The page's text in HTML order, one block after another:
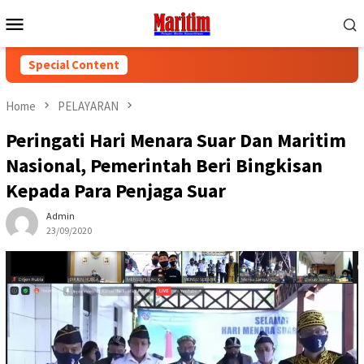
to
Menu
Special Content
Home PELAYARAN
Peringati Hari Menara Suar Dan Maritim
Nasional, Pemerintah Beri Bingkisan
Kepada Para Penjaga Suar
Admin
23/09/2020